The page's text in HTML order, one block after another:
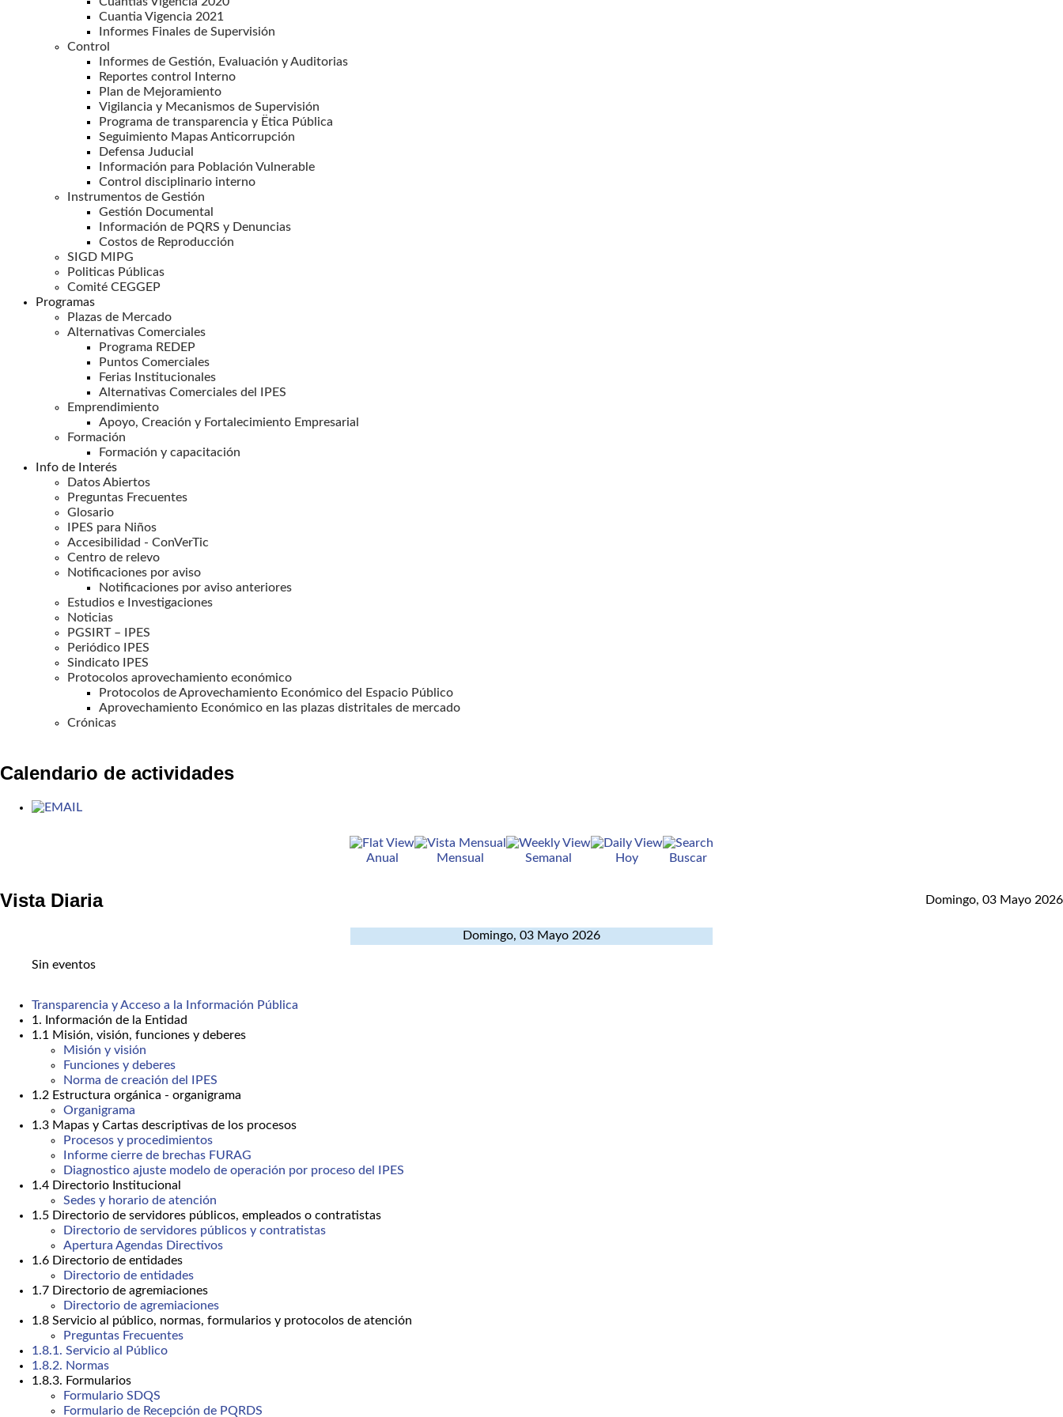
Cuantia Vigencia 2021
Informes Finales de Supervisión
Control
Informes de Gestión, Evaluación y Auditorias
Reportes control Interno
Plan de Mejoramiento
Vigilancia y Mecanismos de Supervisión
Programa de transparencia y Ëtica Pública
Seguimiento Mapas Anticorrupción
Defensa Juducial
Información para Población Vulnerable
Control disciplinario interno
Instrumentos de Gestión
Gestión Documental
Información de PQRS y Denuncias
Costos de Reproducción
SIGD MIPG
Politicas Públicas
Comité CEGGEP
Programas
Plazas de Mercado
Alternativas Comerciales
Programa REDEP
Puntos Comerciales
Ferias Institucionales
Alternativas Comerciales del IPES
Emprendimiento
Apoyo, Creación y Fortalecimiento Empresarial
Formación
Formación y capacitación
Info de Interés
Datos Abiertos
Preguntas Frecuentes
Glosario
IPES para Niños
Accesibilidad - ConVerTic
Centro de relevo
Notificaciones por aviso
Notificaciones por aviso anteriores
Estudios e Investigaciones
Noticias
PGSIRT – IPES
Periódico IPES
Sindicato IPES
Protocolos aprovechamiento económico
Protocolos de Aprovechamiento Económico del Espacio Público
Aprovechamiento Económico en las plazas distritales de mercado
Crónicas
Calendario de actividades
Anual Mensual Semanal Hoy Buscar
Vista Diaria Domingo, 03 Mayo 2026
Domingo, 03 Mayo 2026
Sin eventos
Transparencia y Acceso a la Información Pública
1. Información de la Entidad
1.1 Misión, visión, funciones y deberes
Misión y visión
Funciones y deberes
Norma de creación del IPES
1.2 Estructura orgánica - organigrama
Organigrama
1.3 Mapas y Cartas descriptivas de los procesos
Procesos y procedimientos
Informe cierre de brechas FURAG
Diagnostico ajuste modelo de operación por proceso del IPES
1.4 Directorio Institucional
Sedes y horario de atención
1.5 Directorio de servidores públicos, empleados o contratistas
Directorio de servidores públicos y contratistas
Apertura Agendas Directivos
1.6 Directorio de entidades
Directorio de entidades
1.7 Directorio de agremiaciones
Directorio de agremiaciones
1.8 Servicio al público, normas, formularios y protocolos de atención
Preguntas Frecuentes
1.8.1. Servicio al Público
1.8.2. Normas
1.8.3. Formularios
Formulario SDQS
Formulario de Recepción de PQRDS